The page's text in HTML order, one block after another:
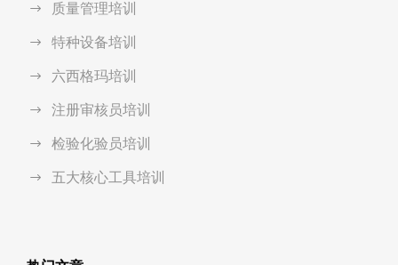
质量管理培训
特种设备培训
六西格玛培训
注册审核员培训
检验化验员培训
五大核心工具培训